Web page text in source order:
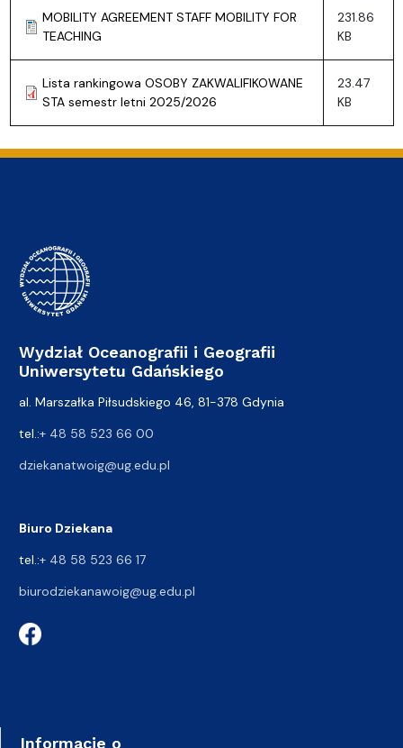
MOBILITY AGREEMENT STAFF MOBILITY FOR
TEACHING
231.86
KB
Lista rankingowa OSOBY ZAKWALIFIKOWANE
STA semestr letni 2025/2026
23.47
KB
Wydział Oceanografii i Geografii
Uniwersytetu Gdańskiego
al. Marszałka Piłsudskiego 46, 81-378 Gdynia
tel.:+ 48 58 523 66 00
dziekanatwoig@ug.edu.pl
Biuro Dziekana
tel.:+ 48 58 523 66 17
biurodziekanawoig@ug.edu.pl
Informacje o